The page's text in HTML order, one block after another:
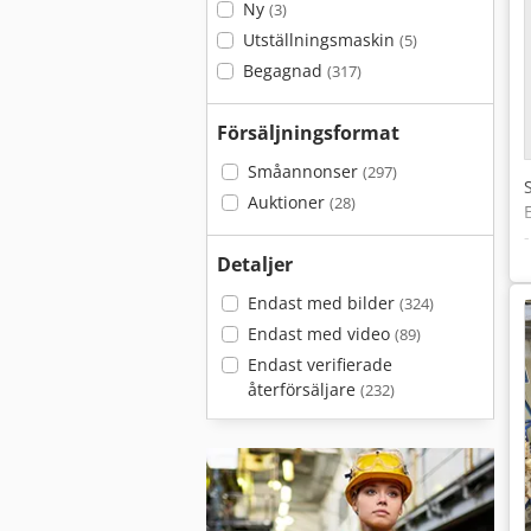
Ny (3)
Utställningsmaskin (5)
Begagnad (317)
Försäljningsformat
Småannonser (297)
Auktioner (28)
Detaljer
Endast med bilder (324)
Endast med video (89)
Endast verifierade
återförsäljare (232)